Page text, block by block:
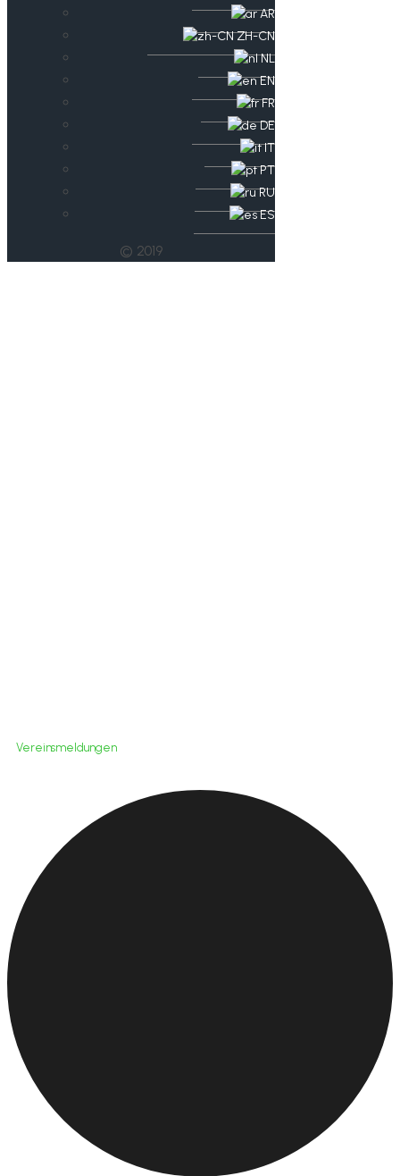
AR
ZH-CN
NL
EN
FR
DE
IT
PT
RU
ES
© 2019
Vereinsmeldungen